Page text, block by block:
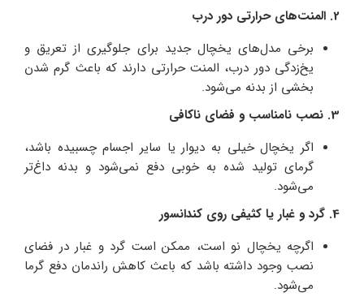
2. المنت‌های حرارتی دور درب
برخی مدل‌های یخچال جدید برای جلوگیری از تعریق و
یخ‌زدگی دور درب، المنت حرارتی دارند که باعث گرم شدن
بخشی از بدنه می‌شود.
3. نصب نامناسب و فضای ناکافی
اگر یخچال خیلی به دیوار یا سایر اجسام چسبیده باشد،
گرمای تولید شده به خوبی دفع نمی‌شود و بدنه داغ‌تر
می‌شود.
4. گرد و غبار یا کثیفی روی کندانسور
اگرچه یخچال نو است، ممکن است گرد و غبار در فضای
نصب وجود داشته باشد که باعث کاهش راندمان دفع گرما
می‌شود.